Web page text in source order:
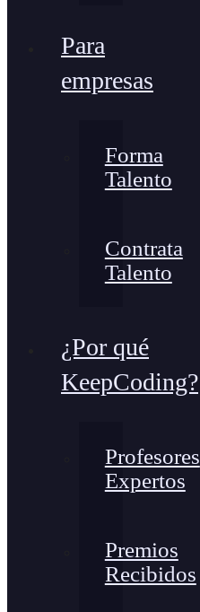
Para
empresas
Forma
Talento
Contrata
Talento
¿Por qué
KeepCoding?
Profesores
Expertos
Premios
Recibidos